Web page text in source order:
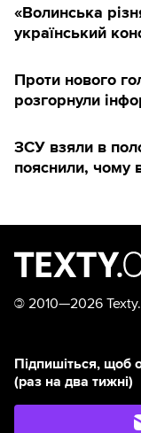
«Волинська
український
Проти нового
розгорнули
ЗСУ взяли в
пояснили, чому
© 2010—2026
Підпишіться, щоб
(раз на два тижні)